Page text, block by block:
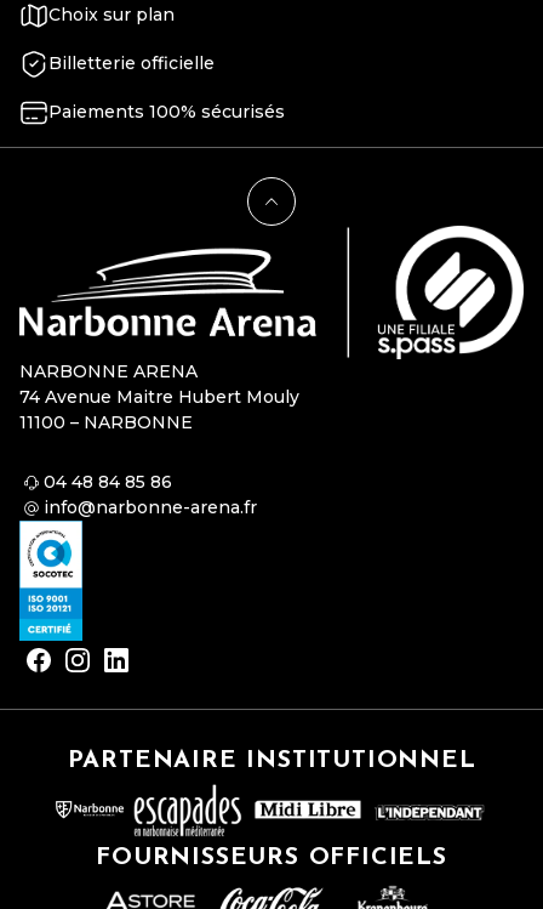
Choix sur plan
Billetterie officielle
Paiements 100% sécurisés
NARBONNE ARENA
74 Avenue Maitre Hubert Mouly
11100 – NARBONNE
04 48 84 85 86
info@narbonne-arena.fr
PARTENAIRE INSTITUTIONNEL
FOURNISSEURS OFFICIELS